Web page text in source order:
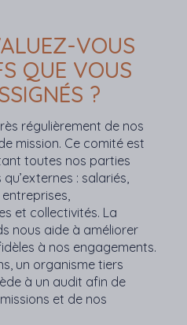
VOUS
QUE VOUS
?
régulièrement de nos
mission. Ce comité est
toutes nos parties
: salariés,
et collectivités. La
nous aide à améliorer
à nos engagements.
un organisme tiers
à un audit afin de
et de nos